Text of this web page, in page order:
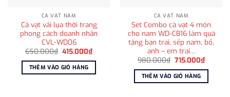
CÀ VẠT NAM
Cà vạt vải lụa thời trang
phong cách doanh nhân
CVL-WD06
650.000₫ Giá
là:
650.000₫.
415.000₫Giá
hiện
tại
415.000₫.
THÊM VÀO GIỎ HÀNG
CÀ VẠT NAM
Set Combo cà vạt 4 món
cho nam WD-CB16 làm quà
tặng bạn trai, sếp nam, bố,
anh – em trai…
980.000₫ Giá
là:
980.000₫.
715.000₫Giá
hiện
tại
THÊM VÀO GIỎ HÀNG